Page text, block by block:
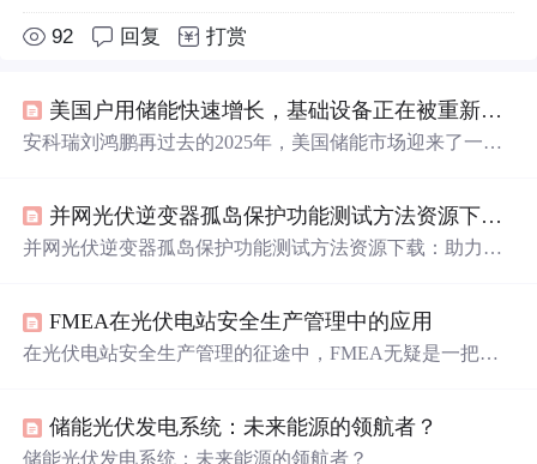
92 回复 打赏
美国户用储能快速增长，基础设备正在被重新重视
安科瑞刘鸿鹏再过去的2025年，美国储能市场迎来了一个
达到5.3GW，三季度累计装机量已经超过2024年全年水
平。在政策激励、税收抵免和新能源并网需求的共同推动
增长快的细分域之一。2025年的第三季度，美国户用储能
新增装机达到647MW，同比增幅高达70%。
并网光伏逆变器孤岛保护功能测试方法资源下载：助力光伏安全运行的优质选择
并网光伏逆变器孤岛保护功能测试方法资源下载：助力光
成为越来越多人关注的焦点。并网光伏逆变器作为光伏发
电系统的核心组件，其安全性至关重要。孤岛保护功能作
逆变器孤岛保护功能...
FMEA在光伏电站安全生产管理中的应用
在光伏电站安全生产管理的征途中，FMEA无疑是一把锋
用的深入，我们有理由相信，FMEA将在更多领域展现出
其强大的生命力，推动光伏产业迈向更加安全、高效、可
储能光伏发电系统：未来能源的领航者？
储能光伏发电系统：未来能源的领航者？